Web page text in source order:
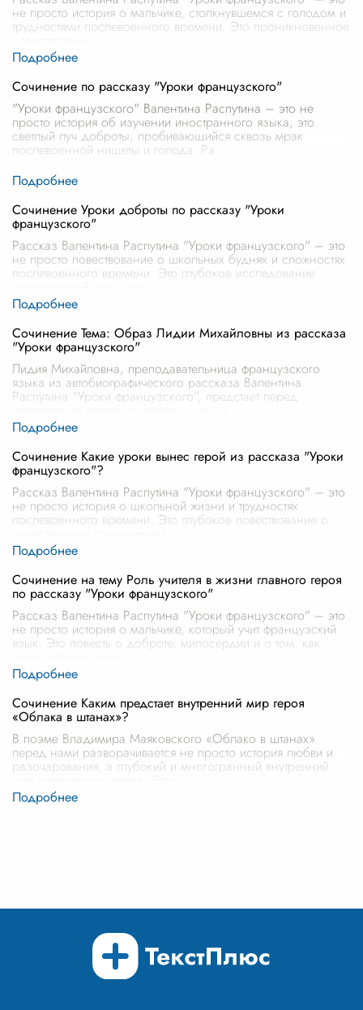
не просто история о мальчике, столкнувшемся с голодом и
трудностями послевоенного времени. Это проникновенное
Сочинение по рассказу "Уроки французского"
"Уроки французского" Валентина Распутина – это не
просто история об изучении иностранного языка, это
светлый луч доброты, пробивающийся сквозь мрак
послевоенной нищеты и голода. Ра
Сочинение Уроки доброты по рассказу "Уроки
французского"
Рассказ Валентина Распутина "Уроки французского" – это
не просто повествование о школьных буднях и сложностях
послевоенного времени. Это глубокое исследование
Сочинение Тема: Образ Лидии Михайловны из рассказа
"Уроки французского"
Лидия Михайловна, преподавательница французского
языка из автобиографического рассказа Валентина
Распутина "Уроки французского", предстает перед
Сочинение Какие уроки вынес герой из рассказа "Уроки
французского"?
Рассказ Валентина Распутина "Уроки французского" – это
не просто история о школьной жизни и трудностях
послевоенного времени. Это глубокое повествование о
Сочинение на тему Роль учителя в жизни главного героя
по рассказу "Уроки французского"
Рассказ Валентина Распутина "Уроки французского" – это
не просто история о мальчике, который учит французский
язык. Это повесть о доброте, милосердии и о том, как
Сочинение Каким предстает внутренний мир героя
«Облака в штанах»?
В поэме Владимира Маяковского «Облако в штанах»
перед нами разворачивается не просто история любви и
разочарования, а глубокий и многогранный внутренний